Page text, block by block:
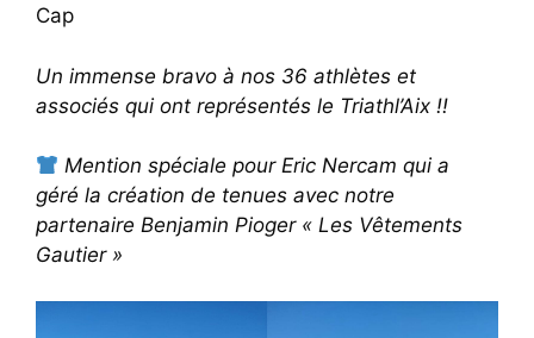
Cap
Un immense bravo à nos 36 athlètes et
associés qui ont représentés le Triathl’Aix !!
Mention spéciale pour Eric Nercam qui a
géré la création de tenues avec notre
partenaire Benjamin Pioger « Les Vêtements
Gautier »